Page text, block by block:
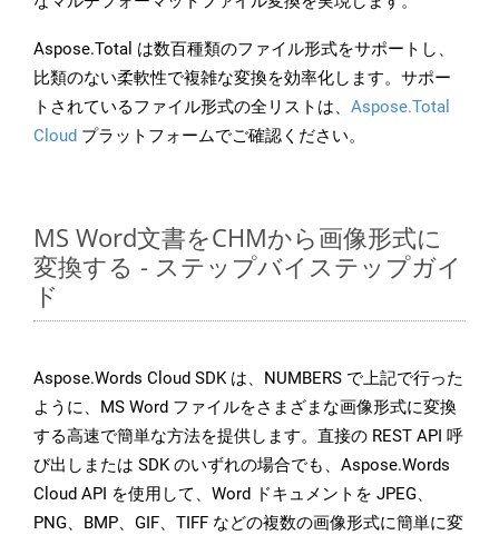
Aspose.Total は数百種類のファイル形式をサポートし、
比類のない柔軟性で複雑な変換を効率化します。サポー
トされているファイル形式の全リストは、 Aspose.Total
Cloud プラットフォームでご確認ください。
MS Word文書をCHMから画像形式に
変換する - ステップバイステップガイ
ド
Aspose.Words Cloud SDK は、NUMBERS で上記で行った
ように、MS Word ファイルをさまざまな画像形式に変換
する高速で簡単な方法を提供します。直接の REST API 呼
び出しまたは SDK のいずれの場合でも、Aspose.Words
Cloud API を使用して、Word ドキュメントを JPEG、
PNG、BMP、GIF、TIFF などの複数の画像形式に簡単に変